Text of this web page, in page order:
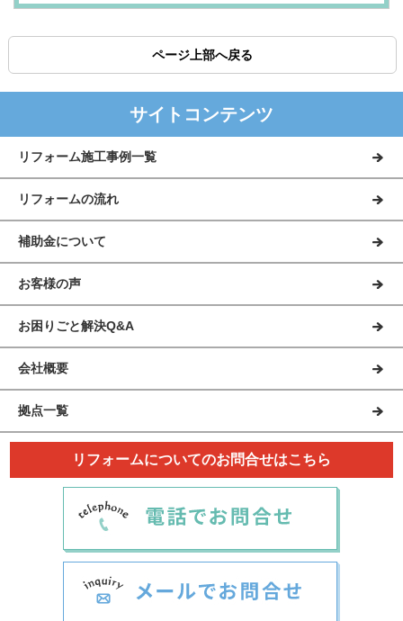
ページ上部へ戻る
サイトコンテンツ
リフォーム施工事例一覧
リフォームの流れ
補助金について
お客様の声
お困りごと解決Q&A
会社概要
拠点一覧
リフォームについてのお問合せはこちら